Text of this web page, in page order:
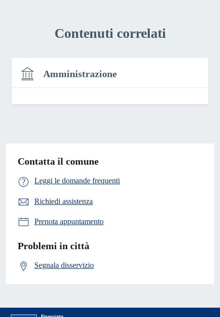
Contenuti correlati
Amministrazione
Contatta il comune
Leggi le domande frequenti
Richiedi assistenza
Prenota appuntamento
Problemi in città
Segnala disservizio